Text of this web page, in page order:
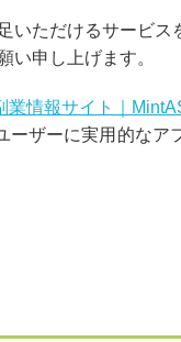
ただけるサービス
い申し上げます。
業情報サイト｜
ーザーに実用的なア